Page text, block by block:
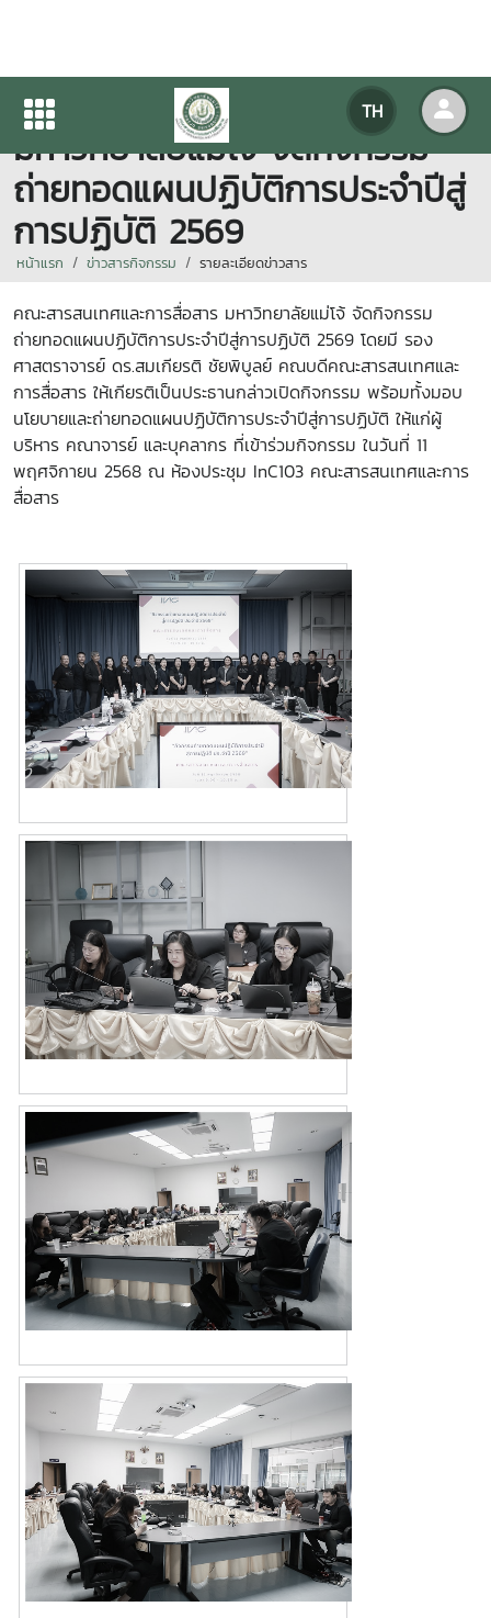
TH
คณะสารสนเทศและการสื่อสาร
มหาวิทยาลัยแม่โจ้ จัดกิจกรรม
ถ่ายทอดแผนปฏิบัติการประจำปีสู่
การปฏิบัติ 2569
หน้าแรก ข่าวสารกิจกรรม รายละเอียดข่าวสาร
คณะสารสนเทศและการสื่อสาร มหาวิทยาลัยแม่โจ้ จัดกิจกรรม
ถ่ายทอดแผนปฏิบัติการประจำปีสู่การปฏิบัติ 2569 โดยมี รอง
ศาสตราจารย์ ดร.สมเกียรติ ชัยพิบูลย์ คณบดีคณะสารสนเทศและ
การสื่อสาร ให้เกียรติเป็นประธานกล่าวเปิดกิจกรรม พร้อมทั้งมอบ
นโยบายและถ่ายทอดแผนปฏิบัติการประจำปีสู่การปฏิบัติ ให้แก่ผู้
บริหาร คณาจารย์ และบุคลากร ที่เข้าร่วมกิจกรรม ในวันที่ 11
พฤศจิกายน 2568 ณ ห้องประชุม InC103 คณะสารสนเทศและการ
สื่อสาร